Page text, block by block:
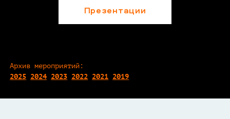
Презентации
Архив мероприятий:
2025 2024 2023 2022 2021 2019